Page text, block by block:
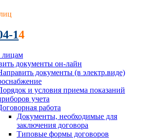
14
лицам
документы он-лайн
документы (в электр.виде)
и условия приема показаний
учета
работа
Документы, необходимые для
заключения договора
Типовые формы договоров